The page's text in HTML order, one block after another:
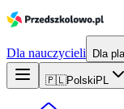
Dla nauczycieli Dla
🇵🇱Polski PL